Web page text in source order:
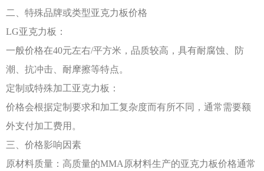
二、特殊品牌或类型亚克力板价格
LG亚克力板：
一般价格在40元左右/平方米，品质较高，具有耐腐蚀、防
潮、抗冲击、耐摩擦等特点。
定制或特殊加工亚克力板：
价格会根据定制要求和加工复杂度而有所不同，通常需要额
外支付加工费用。
三、价格影响因素
原材料质量：高质量的MMA原材料生产的亚克力板价格通常